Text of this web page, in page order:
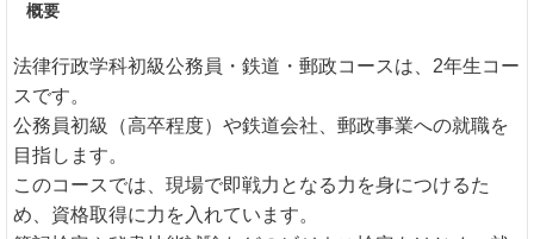
概要
法律行政学科初級公務員・鉄道・郵政コースは、2年生コー
スです。
公務員初級（高卒程度）や鉄道会社、郵政事業への就職を
目指します。
このコースでは、現場で即戦力となる力を身につけるた
め、資格取得に力を入れています。